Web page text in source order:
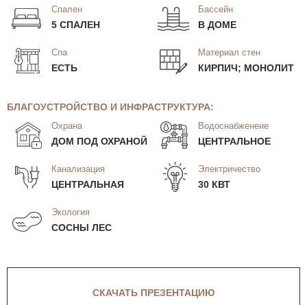
Спален
5 СПАЛЕН
Бассейн
В ДОМЕ
Спа
ЕСТЬ
Материал стен
КИРПИЧ; МОНОЛИТ
БЛАГОУСТРОЙСТВО И ИНФРАСТРУКТУРА:
Охрана
ДОМ ПОД ОХРАНОЙ
Водоснабженеие
ЦЕНТРАЛЬНОЕ
Канализация
ЦЕНТРАЛЬНАЯ
Электричество
30 КВТ
Экология
СОСНЫ ЛЕС
СКАЧАТЬ ПРЕЗЕНТАЦИЮ